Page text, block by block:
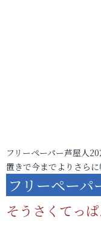
フリーペーパー芦屋人
置きで今までよりさら
フリーペー
そうさくてっ